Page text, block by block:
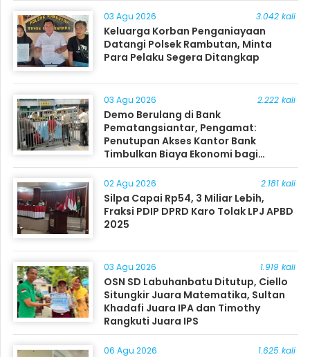
03 Agu 2026 3.042 kali
Keluarga Korban Penganiayaan
Datangi Polsek Rambutan, Minta
Para Pelaku Segera Ditangkap
03 Agu 2026 2.222 kali
Demo Berulang di Bank
Pematangsiantar, Pengamat:
Penutupan Akses Kantor Bank
Timbulkan Biaya Ekonomi bagi
Masyarakat
02 Agu 2026 2.181 kali
Silpa Capai Rp54, 3 Miliar Lebih,
Fraksi PDIP DPRD Karo Tolak LPJ APBD
2025
03 Agu 2026 1.919 kali
OSN SD Labuhanbatu Ditutup, Ciello
Situngkir Juara Matematika, Sultan
Khadafi Juara IPA dan Timothy
Rangkuti Juara IPS
06 Agu 2026 1.625 kali